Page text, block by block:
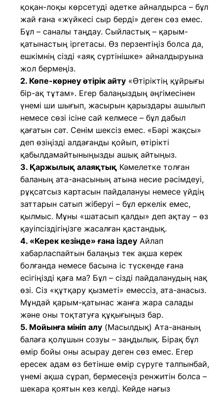
қоқан-лоқы көрсетуді әдетке айналдырса – бұл
жай ғана «жүйкесі сыр берді» деген сөз емес.
Бұл – саналы таңдау. Сыйластық – қарым-
қатынастың іргетасы. Өз перзентіңіз болса да,
ешкімнің сізді «аяқ сүртінішке» айналдыруына
жол бермеңіз.
2. Көпе-көрнеу өтірік айту «Өтіріктің құйрығы
бір-ақ тұтам». Егер балаңыздың әңгімесінен
үнемі ши шығып, жасырын қарыздары ашылып
немесе сөзі ісіне сай келмесе – бұл дабыл
қағатын сәт. Сенім шексіз емес. «Бәрі жақсы»
деп өзіңізді алдағанды қойып, өтірікті
қабылдамайтыныңызды ашық айтыңыз.
3. Қаржылық алаяқтық Кәмелетке толған
баланың ата-анасының атына несие рәсімдеуі,
рұқсатсыз картасын пайдалануы немесе үйдің
заттарын сатып жіберуі – бұл еркелік емес,
қылмыс. Мұны «шатасып қалды» деп ақтау – өз
қауіпсіздігіңізге жасалған қастандық.
4. «Керек кезінде» ғана іздеу Айлап
хабарласпайтын балаңыз тек ақша керек
болғанда немесе басына іс түскенде ғана
есігіңізді қаға ма? Бұл – сізді пайдаланудың нақ
өзі. Сіз «құтқару қызметі» емессіз, ата-анасыз.
Мұндай қарым-қатынас жанға жара салады
және оны тоқтатуға құқығыңыз бар.
5. Мойынға мініп алу (Масылдық) Ата-ананың
балаға қолұшын созуы – заңдылық. Бірақ бұл
өмір бойы оны асырау деген сөз емес. Егер
ересек адам өз бетінше өмір сүруге талпынбай,
үнемі ақша сұрап, бермесеңіз ренжитін болса –
шекара қоятын кез келді. Кейде нағыз